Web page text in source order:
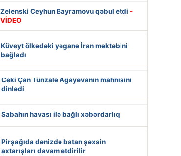
Zelenski Ceyhun Bayramovu qəbul etdi -
VİDEO
Küveyt ölkədəki yeganə İran məktəbini
bağladı
Ceki Çan Tünzalə Ağayevanın mahnısını
dinlədi
Sabahın havası ilə bağlı xəbərdarlıq
Pirşağıda dənizdə batan şəxsin
axtarışları davam etdirilir